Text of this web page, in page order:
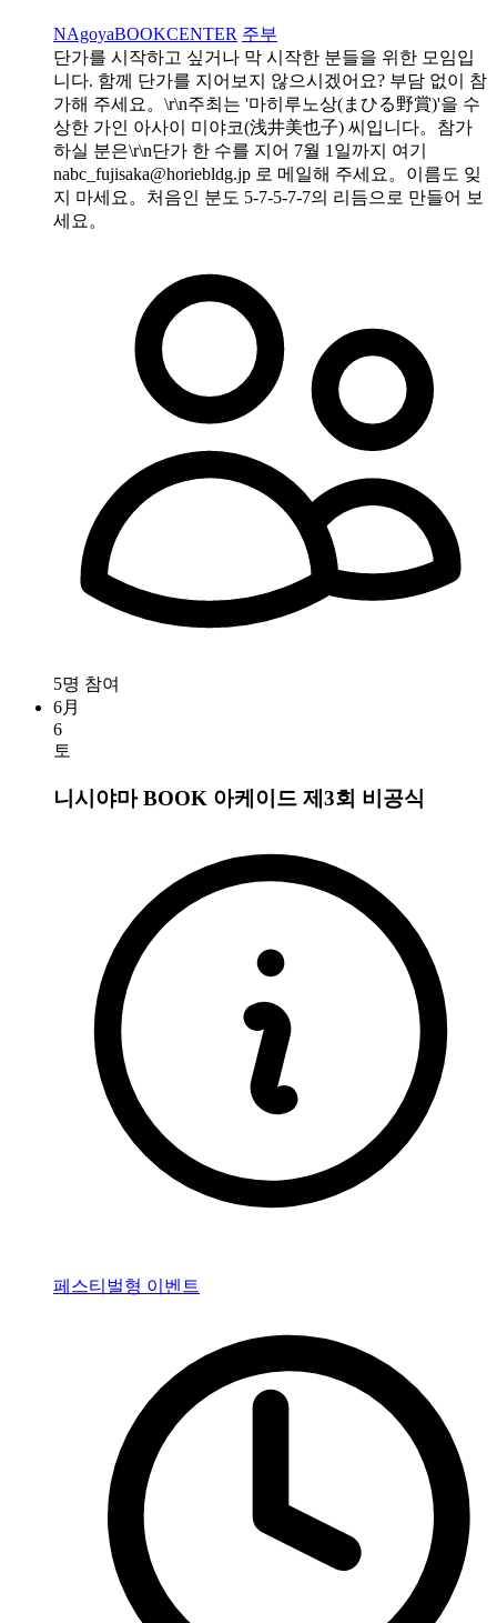
NAgoyaBOOKCENTER 주부
단가를 시작하고 싶거나 막 시작한 분들을 위한 모임입
니다. 함께 단가를 지어보지 않으시겠어요? 부담 없이 참
가해 주세요。\r\n주최는 '마히루노상(まひる野賞)'을 수
상한 가인 아사이 미야코(浅井美也子) 씨입니다。참가
하실 분은\r\n단가 한 수를 지어 7월 1일까지 여기
nabc_fujisaka@horiebldg.jp 로 메일해 주세요。이름도 잊
지 마세요。처음인 분도 5-7-5-7-7의 리듬으로 만들어 보
세요。
5명 참여
6月
6
토
니시야마 BOOK 아케이드 제3회 비공식
페스티벌형 이벤트